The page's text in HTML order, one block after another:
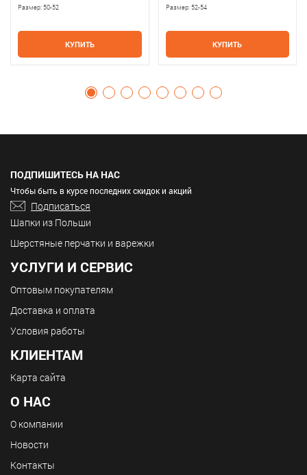
Размер:50-52
КУПИТЬ
Размер: 52-54
КУПИТЬ
ПОДПИШИТЕСЬ НА НАС
Чтобы быть в курсе последних скидок и акций
Подписаться
Шапки из Польши
Шерстяные перчатки и варежки
УСЛУГИ И СЕРВИС
Оптовым покупателям
Доставка и оплата
Условия работы
КЛИЕНТАМ
Карта сайта
О НАС
О компании
Новости
Контакты